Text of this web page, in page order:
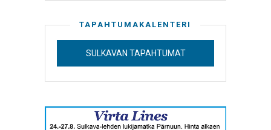
TAPAHTUMAKALENTERI
SULKAVAN TAPAHTUMAT